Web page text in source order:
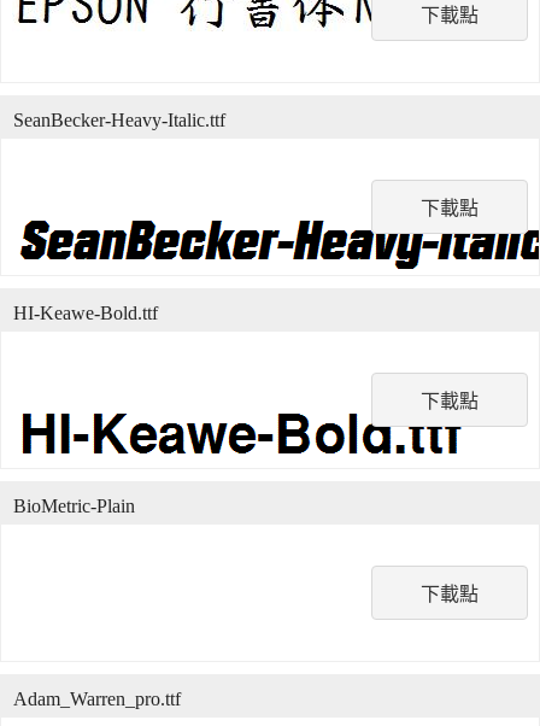
下載點
下載點
SeanBecker-Heavy-Italic.ttf
下載點
HI-Keawe-Bold.ttf
下載點
BioMetric-Plain
Adam_Warren_pro.ttf